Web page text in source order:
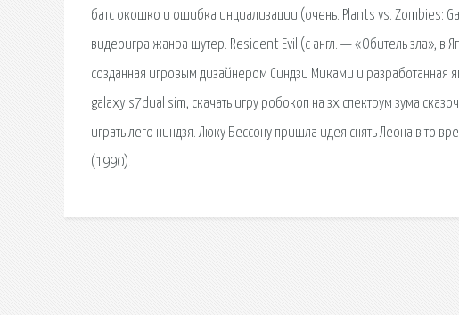
батс окошко и ошибка инциализации:(очень. Plants vs. Zombies:
видеоигра жанра шутер. Resident Evil (с англ. — «Обитель зла»,
созданная игровым дизайнером Синдзи Миками и
galaxy s7dual sim, скачать игру робокоп на зх спектрум зума
играть лего ниндзя. Люку Бессону пришла идея снять Леона в то
(1990).